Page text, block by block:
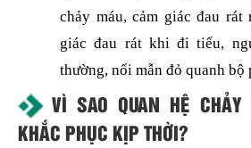
chảy máu, cảm giác đau
giác đau rát khi đi tiểu,
thường, nổi mẫn đỏ quanh
VÌ SAO QUAN HỆ CHẢY
KHẮC PHỤC KỊP THỜI?